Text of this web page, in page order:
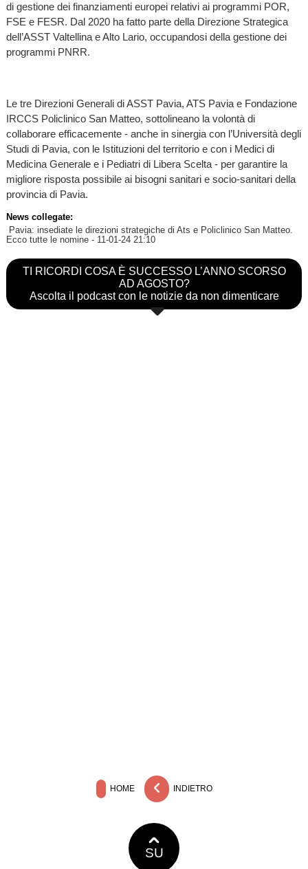
di gestione dei finanziamenti europei relativi ai programmi POR,
FSE e FESR. Dal 2020 ha fatto parte della Direzione Strategica
dell’ASST Valtellina e Alto Lario, occupandosi della gestione dei
programmi PNRR.
Le tre Direzioni Generali di ASST Pavia, ATS Pavia e Fondazione
IRCCS Policlinico San Matteo, sottolineano la volontà di
collaborare efficacemente - anche in sinergia con l’Università degli
Studi di Pavia, con le Istituzioni del territorio e con i Medici di
Medicina Generale e i Pediatri di Libera Scelta - per garantire la
migliore risposta possibile ai bisogni sanitari e socio-sanitari della
provincia di Pavia.
News collegate:
Pavia: insediate le direzioni strategiche di Ats e Policlinico San Matteo.
Ecco tutte le nomine- 11-01-24 21:10
TI RICORDI COSA È SUCCESSO L’ANNO SCORSO
AD AGOSTO?
Ascolta il podcast con le notizie da non dimenticare
HOME INDIETRO
SU